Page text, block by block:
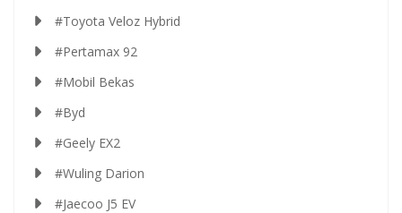
#Toyota Veloz Hybrid
#Pertamax 92
#Mobil Bekas
#Byd
#Geely EX2
#Wuling Darion
#Jaecoo J5 EV